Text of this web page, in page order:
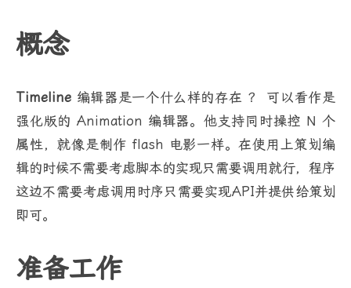
概念
Timeline 编辑器是一个什么样的存在 ？ 可以看作是
强化版的 Animation 编辑器。他支持同时操控 N 个
属性，就像是制作 flash 电影一样。在使用上策划编
辑的时候不需要考虑脚本的实现只需要调用就行，程序
这边不需要考虑调用时序只需要实现API并提供给策划
即可。
准备工作